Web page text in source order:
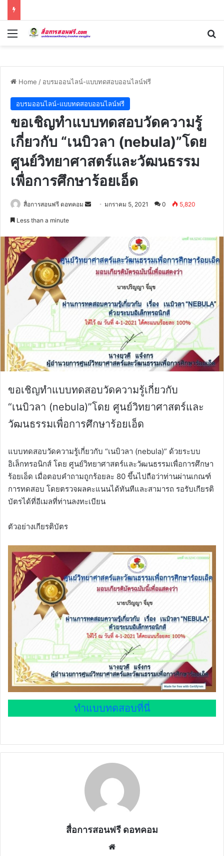
Menu
Home / อบรมออนไลน์-แบบทดสอบออนไลน์ฟรี
อบรมออนไลน์-แบบทดสอบออนไลน์ฟรี
ขอเชิญทำแบบทดสอบวัดความรู้
เกี่ยวกับ “เนบิวลา (nebula)”โดย
ศูนย์วิทยาศาสตร์และวัฒนธรรม
เพื่อการศึกษาร้อยเอ็ด
สื่อการสอนฟรี ดอทคอม
Sendมกราคม 5, 2021 0 5,820
Less than a minute
ขอเชิญทำแบบทดสอบวัดความรู้เกี่ยวกับ
“เนบิวลา (nebula)”โดย ศูนย์วิทยาศาสตร์และ
วัฒนธรรมเพื่อการศึกษาร้อยเอ็ด
แบบทดสอบวัดความรู้เกี่ยวกับ “เนบิวลา (nebula)” ด้วยระบบ
อิเล็กทรอนิกส์ โดย ศูนย์วิทยาศาสตร์และวัฒนธรรมเพื่อการศึกษา
ร้อยเอ็ด เมื่อตอบคำถามถูกร้อยละ 80 ขึ้นไปถือว่าท่านผ่านเกณฑ์
การทดสอบ โดยตรวจผลคะแนนได้ทันทีและสามารถ รอรับเกียรติ
บัตรได้ที่อีเมลที่ท่านลงทะเบียน
ตัวอย่างเกียรติบัตร
ทำแบบทดสอบที่นี่
สื่อการสอนฟรี ดอทคอม